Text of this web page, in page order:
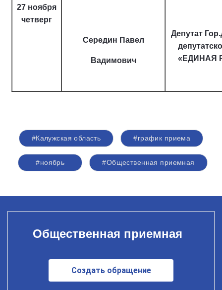
27 ноября
четверг
Середин Павел
Вадимович
Депутат
«ЕДИНАЯ
#Калужская область #график приема
#ноябрь #Общественная приемная
Общественная приемная
Создать обращение